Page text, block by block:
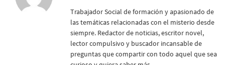
Trabajador Social de formación y apasionado de
las temáticas relacionadas con el misterio desde
siempre. Redactor de noticias, escritor novel,
lector compulsivo y buscador incansable de
preguntas que compartir con todo aquel que sea